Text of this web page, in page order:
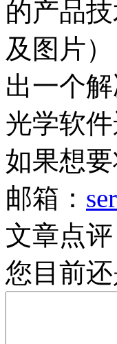
的产品
及图片
出一个
光学软
如果想
邮箱：
文章点评
您目前